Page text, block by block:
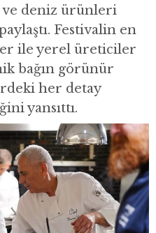
ve deniz ürünleri
Festivalin en
ile yerel üreticiler
bağın görünür
her detay
yansıttı.